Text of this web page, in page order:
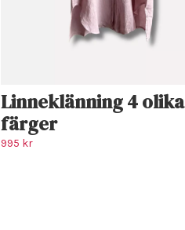
Linneklänning 4 olika
färger
995 kr